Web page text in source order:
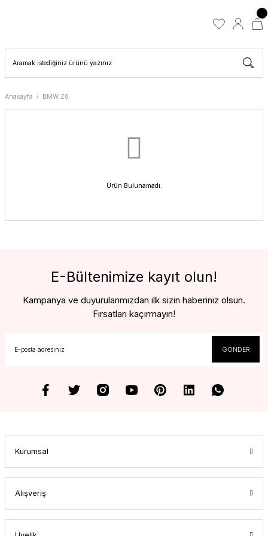
Anasayfa BMW Z8
Ürün Bulunamadı.
E-Bültenimize kayıt olun!
Kampanya ve duyurularımızdan ilk sizin haberiniz olsun.
Fırsatları kaçırmayın!
GÖNDER
Kurumsal
Alışveriş